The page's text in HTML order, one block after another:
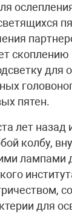
для
пятен.
лет назад
колбу,
лампами
для